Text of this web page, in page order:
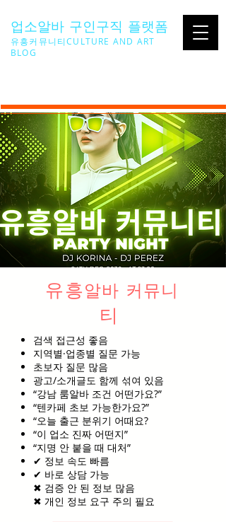
업소알바 구인구직 플랫폼
유흥커뮤니티CULTURE AND ART
BLOG
유흥알바 커뮤니
티
검색 접근성 좋음
지역별·업종별 질문 가능
초보자 질문 많음
광고/소개글도 함께 섞여 있음
“강남 룸알바 조건 어떤가요?”
“텐카페 초보 가능한가요?”
“오늘 출근 분위기 어때요?
“이 업소 진짜 어떤지”
“지명 안 붙을 때 대처”
✔ 정보 속도 빠름
✔ 바로 상담 가능
✖ 검증 안 된 정보 많음
✖ 개인 정보 요구 주의 필요